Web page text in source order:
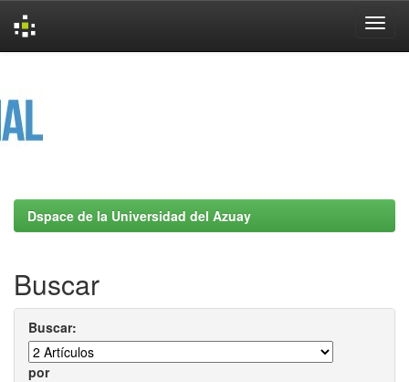
Dspace de la Universidad del Azuay
Buscar
Buscar:
por